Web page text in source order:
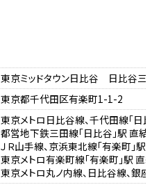
東京ミッドタウン日比谷 日比谷三
東京都千代田区有楽町1-1-2
東京メトロ日比谷線、千代田線「日
都営地下鉄三田線「日比谷」駅 直結
ＪＲ山手線、京浜東北線「有楽町」駅
東京メトロ有楽町線「有楽町」駅 直
東京メトロ丸ノ内線、日比谷線、銀座